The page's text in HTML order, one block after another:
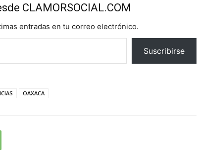
CLAMORSOCIAL.COM
entradas en tu correo electrónico.
Suscribirse
OAXACA